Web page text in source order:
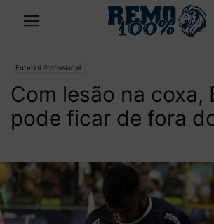
Futebol Profissional
Com lesão na coxa,
pode ficar de fora